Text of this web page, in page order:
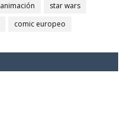
animación
star wars
comic europeo